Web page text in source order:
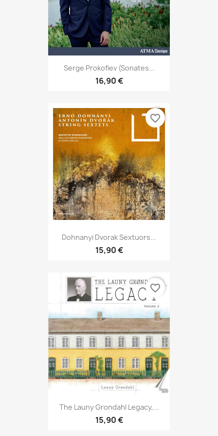
Serge Prokofiev (Sonates...
16,90 €
Dohnanyi Dvorak Sextuors...
15,90 €
favorite_border
The Launy Grondahl Legacy,...
15,90 €
favorite_border